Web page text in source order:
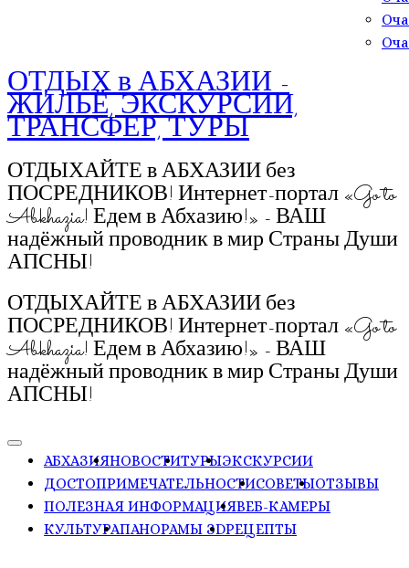
ОТДЫХ в АБХАЗИИ -
ЖИЛЬЁ, ЭКСКУРСИИ,
ТРАНСФЕР, ТУРЫ
ОТДЫХАЙТЕ в АБХАЗИИ без
ПОСРЕДНИКОВ! Интернет-портал «Go to
Abkhazia! Едем в Абхазию!» - ВАШ
надёжный проводник в мир Страны Души
АПСНЫ!
ОТДЫХАЙТЕ в АБХАЗИИ без
ПОСРЕДНИКОВ! Интернет-портал «Go to
Abkhazia! Едем в Абхазию!» - ВАШ
надёжный проводник в мир Страны Души
АПСНЫ!
АБХАЗИЯНОВОСТИТУРЫЭКСКУРСИИ
ДОСТОПРИМЕЧАТЕЛЬНОСТИСОВЕТЫОТЗЫВЫ
ПОЛЕЗНАЯ ИНФОРМАЦИЯВЕБ-КАМЕРЫ
КУЛЬТУРАПАНОРАМЫ ЗDРЕЦЕПТЫ